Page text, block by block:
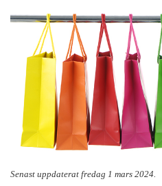
Senast uppdaterat fredag 1 mars 2024.